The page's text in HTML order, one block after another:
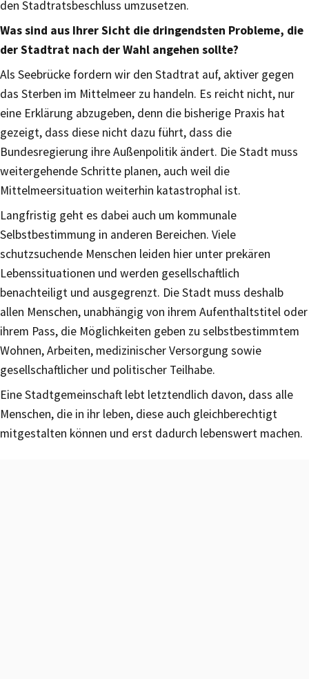
den Stadtratsbeschluss umzusetzen.
Was sind aus Ihrer Sicht die dringendsten Probleme, die
der Stadtrat nach der Wahl angehen sollte?
Als Seebrücke fordern wir den Stadtrat auf, aktiver gegen
das Sterben im Mittelmeer zu handeln. Es reicht nicht, nur
eine Erklärung abzugeben, denn die bisherige Praxis hat
gezeigt, dass diese nicht dazu führt, dass die
Bundesregierung ihre Außenpolitik ändert. Die Stadt muss
weitergehende Schritte planen, auch weil die
Mittelmeersituation weiterhin katastrophal ist.
Langfristig geht es dabei auch um kommunale
Selbstbestimmung in anderen Bereichen. Viele
schutzsuchende Menschen leiden hier unter prekären
Lebenssituationen und werden gesellschaftlich
benachteiligt und ausgegrenzt. Die Stadt muss deshalb
allen Menschen, unabhängig von ihrem Aufenthaltstitel oder
ihrem Pass, die Möglichkeiten geben zu selbstbestimmtem
Wohnen, Arbeiten, medizinischer Versorgung sowie
gesellschaftlicher und politischer Teilhabe.
Eine Stadtgemeinschaft lebt letztendlich davon, dass alle
Menschen, die in ihr leben, diese auch gleichberechtigt
mitgestalten können und erst dadurch lebenswert machen.